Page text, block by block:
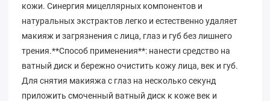
кожи. Синергия мицеллярных компонентов и
натуральных экстрактов легко и естественно удаляет
макияж и загрязнения с лица, глаз и губ без лишнего
трения.**Способ применения**: нанести средство на
ватный диск и бережно очистить кожу лица, век и губ.
Для снятия макияжа с глаз на несколько секунд
приложить смоченный ватный диск к коже век и